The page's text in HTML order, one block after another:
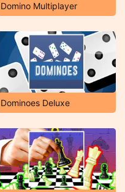
Domino Multiplayer
Dominoes Deluxe